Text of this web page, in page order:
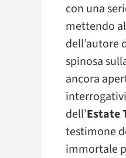
con una
mettendo
dell’autore
spinosa
ancora
dell’Estate
testimone
immortale